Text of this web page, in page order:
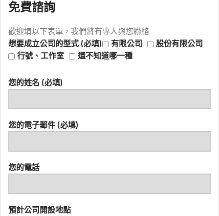
免費諮詢
歡迎填以下表單，我們將有專人與您聯絡
想要成立公司的型式 (必填)
有限公司
股份有限公司
行號、工作室
還不知道哪一種
您的姓名 (必填)
您的電子郵件 (必填)
您的電話
預計公司開設地點